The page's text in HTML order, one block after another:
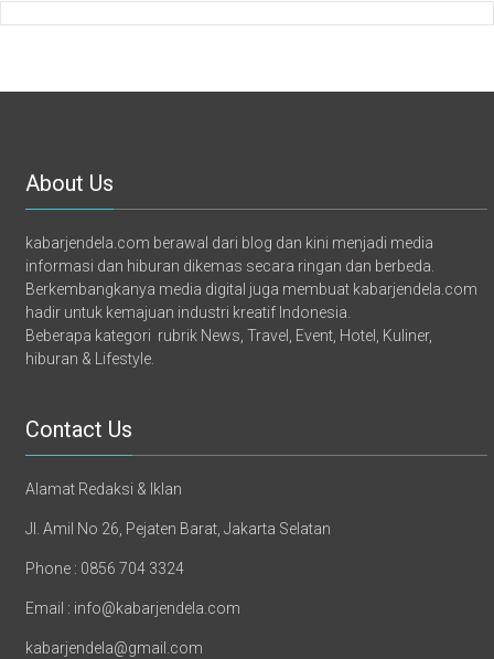
About Us
kabarjendela.com berawal dari blog dan kini menjadi media
informasi dan hiburan dikemas secara ringan dan berbeda.
Berkembangkanya media digital juga membuat kabarjendela.com
hadir untuk kemajuan industri kreatif Indonesia.
Beberapa kategori rubrik News, Travel, Event, Hotel, Kuliner,
hiburan & Lifestyle.
Contact Us
Alamat Redaksi & Iklan
Jl. Amil No 26, Pejaten Barat, Jakarta Selatan
Phone : 0856 704 3324
Email : info@kabarjendela.com
kabarjendela@gmail.com